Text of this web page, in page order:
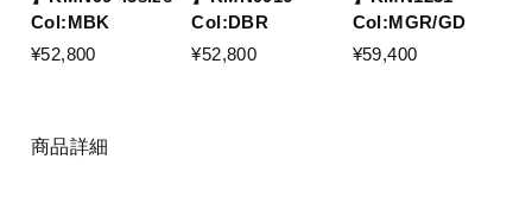
Col:MBK
¥52,800
Col:DBR
¥52,800
Col:MGR/GD
¥59,400
商品詳細